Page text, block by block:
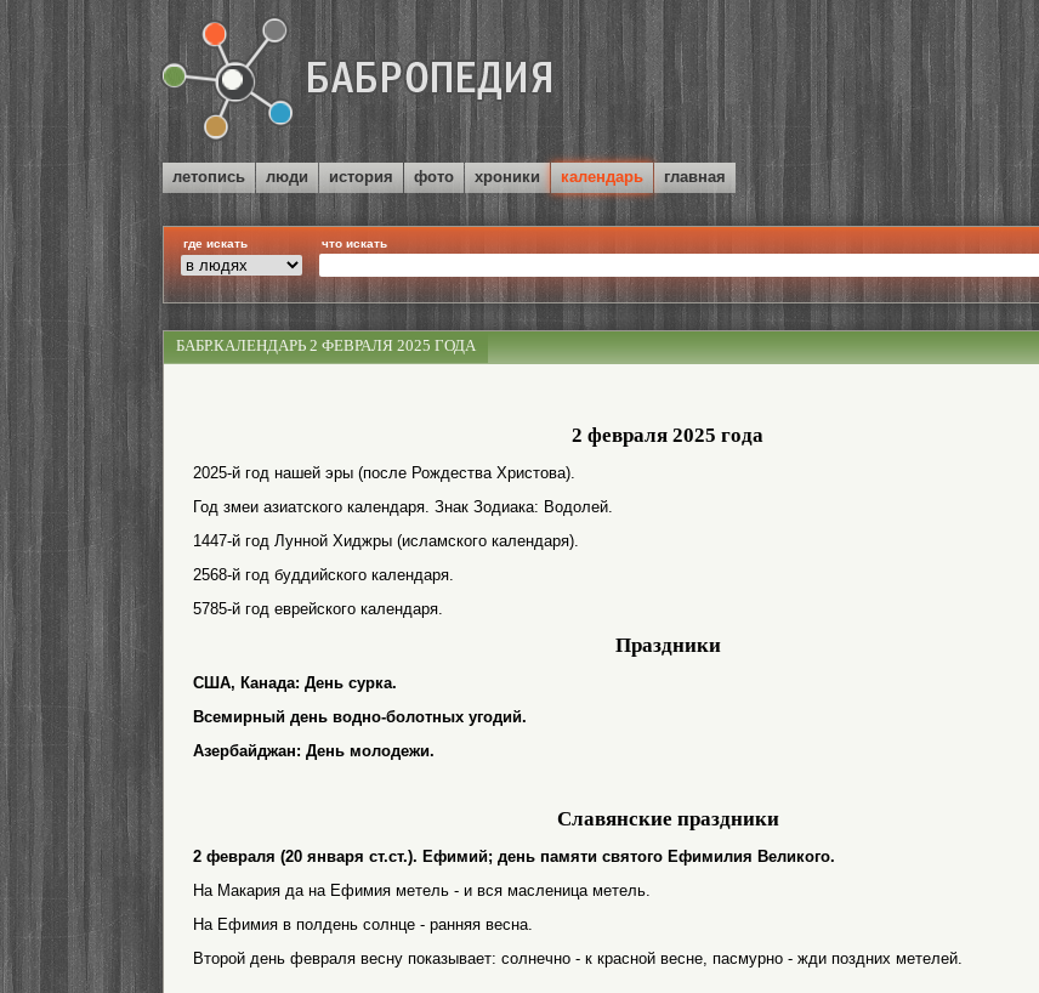
летопись люди история фото хроники календарь главная
где искать что искать
БАБР.КАЛЕНДАРЬ 2 ФЕВРАЛЯ 2025 ГОДА
2 февраля 2025 года
2025-й год нашей эры (после Рождества Христова).
Год змеи азиатского календаря. Знак Зодиака: Водолей.
1447-й год Лунной Хиджры (исламского календаря).
2568-й год буддийского календаря.
5785-й год еврейского календаря.
Праздники
США, Канада: День сурка.
Всемирный день водно-болотных угодий.
Азербайджан: День молодежи.
Славянские праздники
2 февраля (20 января ст.ст.). Ефимий; день памяти святого Ефимилия Великого.
На Макария да на Ефимия метель - и вся масленица метель.
На Ефимия в полдень солнце - ранняя весна.
Второй день февраля весну показывает: солнечно - к красной весне, пасмурно - жди поздних метелей.